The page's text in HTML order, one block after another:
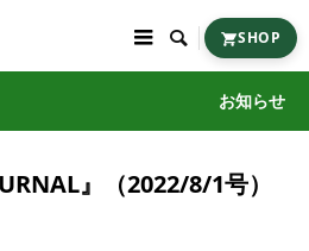
 SHOP
お知らせ
』（2022/8/1号）